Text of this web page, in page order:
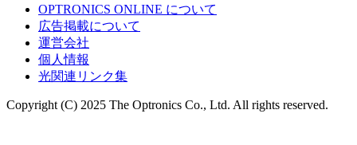
OPTRONICS ONLINE について
広告掲載について
運営会社
個人情報
光関連リンク集
Copyright (C) 2025 The Optronics Co., Ltd. All rights reserved.